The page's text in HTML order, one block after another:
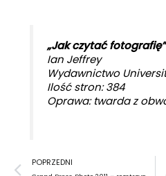
„Jak czytać fotografię”
Ian Jeffrey
Wydawnictwo
Ilość stron: 384
Oprawa: twarda z
Prev
POPRZEDNI